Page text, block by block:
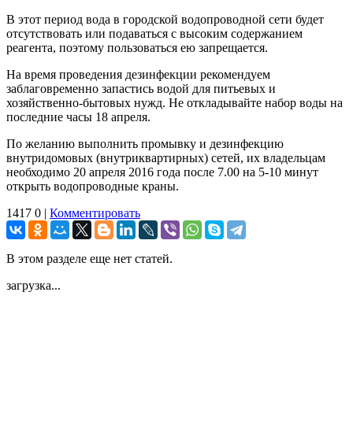
В этот период вода в городской водопроводной сети будет
отсутствовать или подаваться с высоким содержанием
реагента, поэтому пользоваться ею запрещается.
На время проведения дезинфекции рекомендуем
заблаговременно запастись водой для питьевых и
хозяйственно-бытовых нужд. Не откладывайте набор воды на
последние часы 18 апреля.
По желанию выполнить промывку и дезинфекцию
внутридомовых (внутриквартирных) сетей, их владельцам
необходимо 20 апреля 2016 года после 7.00 на 5-10 минут
открыть водопроводные краны.
1417 0 | Комментировать
В этом разделе еще нет статей.
загрузка...